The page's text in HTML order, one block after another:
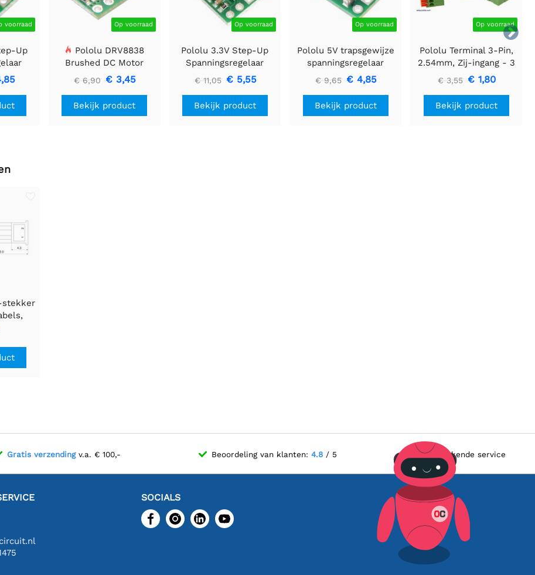

voorraad
Up
Op voorraad
Pololu DRV8838
Brushed DC Motor
Driver
€ 6,90 € 3,45
Bekijk product
Op voorraad
Pololu 3.3V Step-Up
Spanningsregelaar
U1V11F3
€ 11,05 € 5,55
Bekijk product
Op voorraad
Pololu 5V trapsgewijze
spanningsregelaar
U3V16F5
€ 9,65 € 4,85
Bekijk product
Op voorraad
Pololu Terminal 3-Pin,
2.54mm, Zij-ingang - 3
stuks
€ 3,55 € 1,80
Bekijk product
stekker
Gratis verzendingv.a. € 100,- Beoordeling van klanten: 4.8/ 5 Uitstekende service
SOCIALS